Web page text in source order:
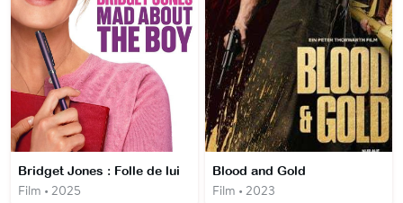
Bridget Jones : Folle de lui
Film • 2025
Blood and Gold
Film • 2023